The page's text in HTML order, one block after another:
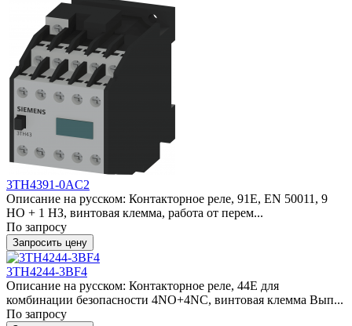
3TH4391-0AC2
Описание на русском: Контакторное реле, 91E, EN 50011, 9
НО + 1 НЗ, винтовая клемма, работа от перем...
По запросу
Запросить цену
3TH4244-3BF4
Описание на русском: Контакторное реле, 44E для
комбинации безопасности 4NO+4NC, винтовая клемма Вып...
По запросу